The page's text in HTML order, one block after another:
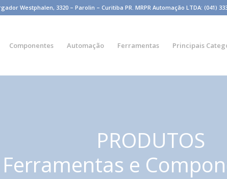
Westphalen, 3320 – Parolin – Curitiba PR. MRPR Automação LTDA: (041)
Componentes Automação Ferramentas Principais
PRODUTOS
e